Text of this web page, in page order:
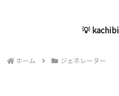
💡
ホーム ジェネレーター